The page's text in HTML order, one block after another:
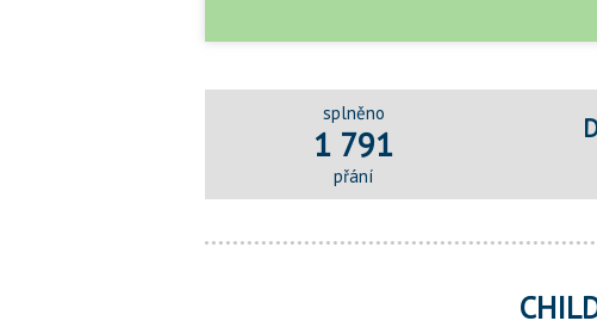
splněno
1 791
přání